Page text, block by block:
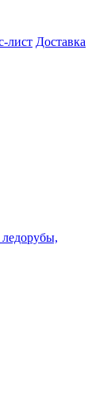
лист Доставка